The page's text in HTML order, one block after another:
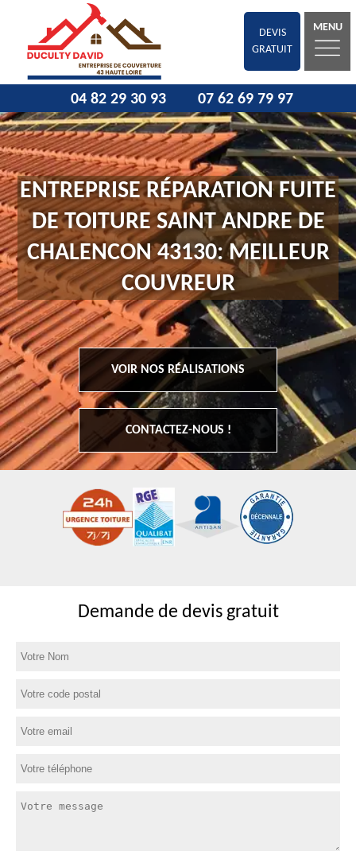
DEVIS
GRATUIT
MENU
04 82 29 30 93 07 62 69 79 97
ENTREPRISE RÉPARATION FUITE
DE TOITURE SAINT ANDRE DE
CHALENCON 43130: MEILLEUR
COUVREUR
VOIR NOS RÉALISATIONS
CONTACTEZ-NOUS !
Demande de devis gratuit